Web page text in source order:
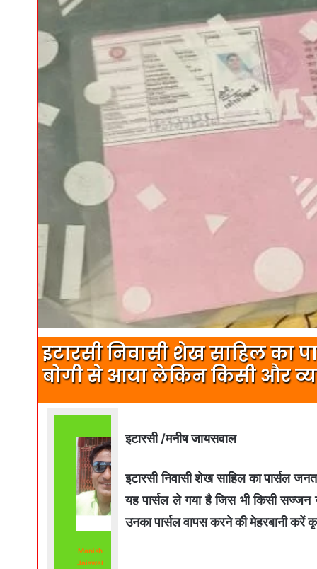
इटारसी निवासी शेख साहिल का
बोगी से आया लेकिन किसी और
Manish
Jaiswal
इटारसी /मनीष जायसवाल
इटारसी निवासी शेख साहिल का पार्सल
यह पार्सल ले गया है जिस भी किसी
उनका पार्सल वापस करने की मेहरबानी